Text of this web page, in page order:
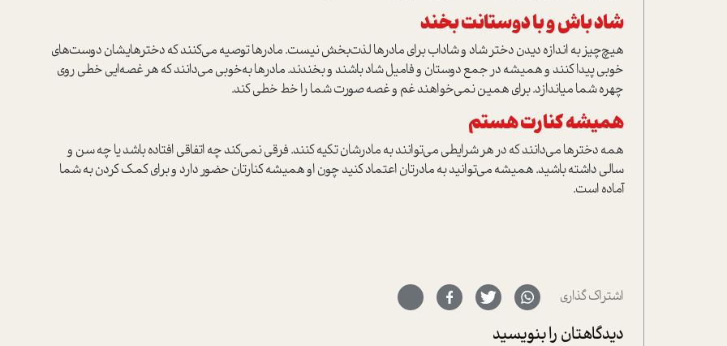
شاد باش و با دوستانت بخند
هیچ‌چیز به اندازه دیدن دختر شاد و شاداب برای مادرها لذت‌بخش نیست. مادرها توصیه می‌کنند که دخترهایشان دوست‌های
خوبی پیدا کنند و همیشه در جمع دوستان و فامیل شاد باشند و بخندند. مادرها به‌خوبی می‌دانند که هر غصه‌ایی خطی روی
چهره شما میاندازد. برای همین نمی‌خواهند غم و غصه صورت شما را خط خطی کند.
همیشه کنارت هستم
همه دخترها می‌دانند که در هر شرایطی می‌توانند به مادرشان تکیه کنند. فرقی نمی‌کند چه اتفاقی افتاده باشد یا چه سن و
سالی داشته باشید. همیشه می‌توانید به مادرتان اعتماد کنید چون او همیشه کنارتان حضور دارد و برای کمک کردن به شما
آماده است.
اشتراک گذاری
دیدگاهتان را بنویسید